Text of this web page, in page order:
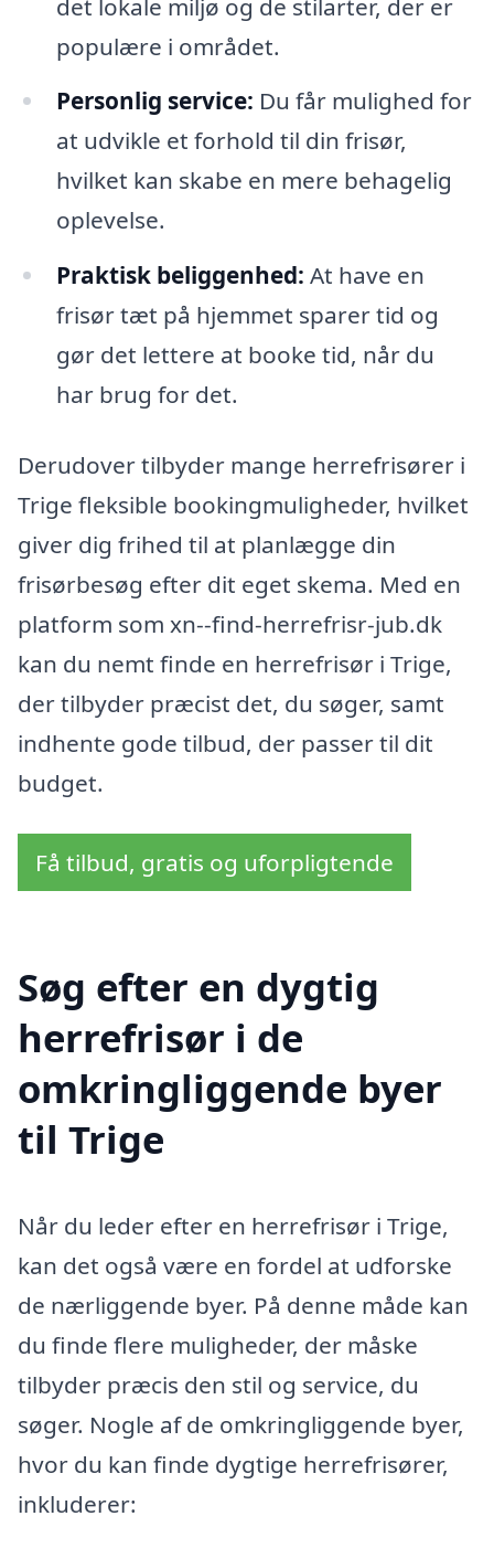
populære i området.
Personlig service: Du får mulighed for
at udvikle et forhold til din frisør,
hvilket kan skabe en mere behagelig
oplevelse.
Praktisk beliggenhed: At have en
frisør tæt på hjemmet sparer tid og
gør det lettere at booke tid, når du
har brug for det.
Derudover tilbyder mange herrefrisører i
Trige fleksible bookingmuligheder, hvilket
giver dig frihed til at planlægge din
frisørbesøg efter dit eget skema. Med en
platform som xn--find-herrefrisr-jub.dk
kan du nemt finde en herrefrisør i Trige,
der tilbyder præcist det, du søger, samt
indhente gode tilbud, der passer til dit
budget.
Få tilbud, gratis og uforpligtende
Søg efter en dygtig
herrefrisør i de
omkringliggende byer
til Trige
Når du leder efter en herrefrisør i Trige,
kan det også være en fordel at udforske
de nærliggende byer. På denne måde kan
du finde flere muligheder, der måske
tilbyder præcis den stil og service, du
søger. Nogle af de omkringliggende byer,
hvor du kan finde dygtige herrefrisører,
inkluderer: